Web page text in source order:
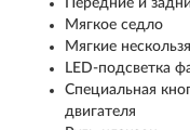
Передние и
Мягкое седло
Мягкие
LED-подсветка
Специальная
двигателя